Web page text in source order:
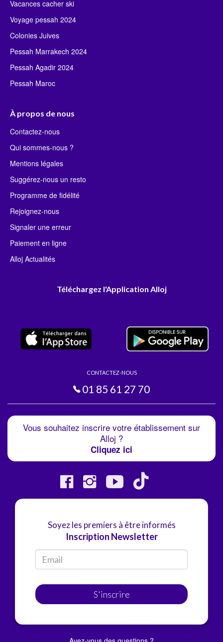
Vacances cacher ski
Voyage pessah 2024
Colonies Juives
Pessah Marrakech 2024
Pessah Agadir 2024
Pessah Maroc
À propos de nous
Contactez-nous
Qui sommes-nous ?
Mentions légales
Suggérez-nous un resto
Programme de fidélité
Rejoignez-nous
Signaler une erreur
Paiement en ligne
Alloj Actualités
Téléchargez l'Application Alloj
CONTACTEZ-NOUS
01 85 61 27 70
Vous souhaitez inscrire votre établissement sur
Alloj ?
Cliquez ici
Soyez les premiers à être informés
Inscription Newsletter
S'inscrire